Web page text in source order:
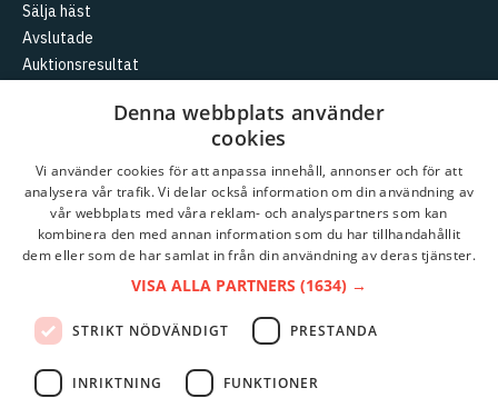
Sälja häst
Avslutade
Auktionsresultat
Skapa konto
Travera
Kundtjänst
Auktionsvillkor
Integritetspolicy
Denna webbplats använder
cookies
Vi använder cookies för att anpassa innehåll, annonser och för att
analysera vår trafik. Vi delar också information om din användning av
vår webbplats med våra reklam- och analyspartners som kan
kombinera den med annan information som du har tillhandahållit
dem eller som de har samlat in från din användning av deras tjänster.
VISA ALLA PARTNERS (1634) →
STRIKT NÖDVÄNDIGT PRESTANDA
INRIKTNING FUNKTIONER